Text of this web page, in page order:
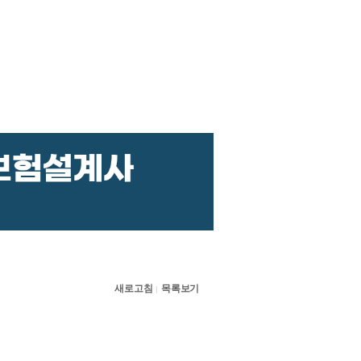
새로고침 | 목록보기